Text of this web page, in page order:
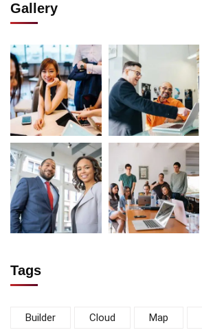
Gallery
Tags
Builder Cloud Map